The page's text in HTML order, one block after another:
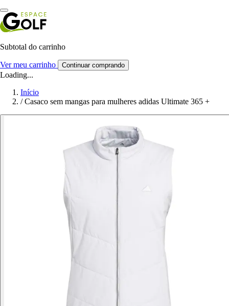
Subtotal do carrinho
Ver meu carrinho Continuar comprando
Loading...
Início
/ Casaco sem mangas para mulheres adidas Ultimate 365 +